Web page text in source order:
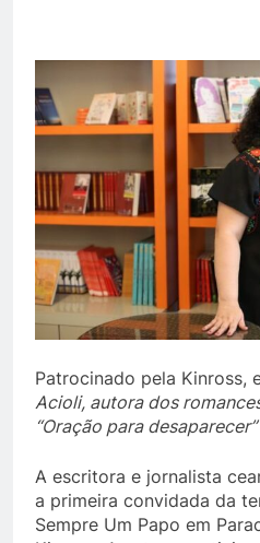
Patrocinado pela Kinross,
Acioli, autora dos
“Oração para desaparecer”
A escritora e jornalista
a primeira convidada da
Sempre Um Papo em